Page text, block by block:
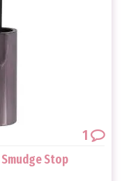
1
Smudge Stop